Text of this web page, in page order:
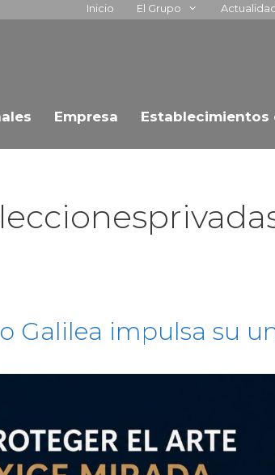
Inicio El Grupo
Empresa Establecimientos
Galilea impulsa su